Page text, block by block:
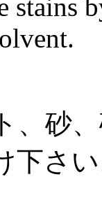
stains
、砂
下さ